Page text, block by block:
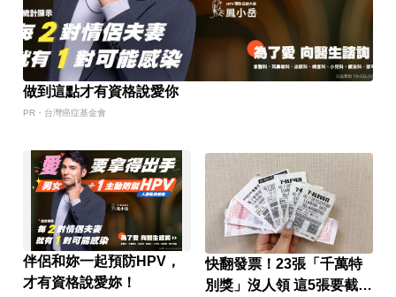
做到這點才有資格說愛你
PR・台灣癌症基金會
伴侶和妳一起預防HPV，
才有資格說愛妳！
快翻發票！23張「千萬特
別獎」沒人領 這5張要截止